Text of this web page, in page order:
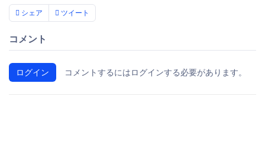
シェア ツイート
コメント
ログイン コメントするにはログインする必要があります。